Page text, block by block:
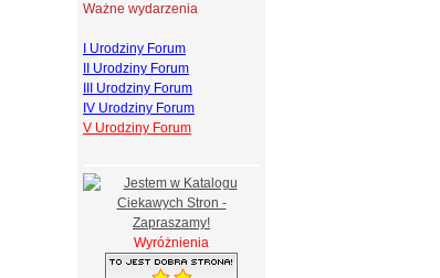
Ważne wydarzenia
I Urodziny Forum
II Urodziny Forum
III Urodziny Forum
IV Urodziny Forum
V Urodziny Forum
Wyróżnienia